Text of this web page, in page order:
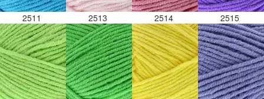
2511 2513 2514 2515